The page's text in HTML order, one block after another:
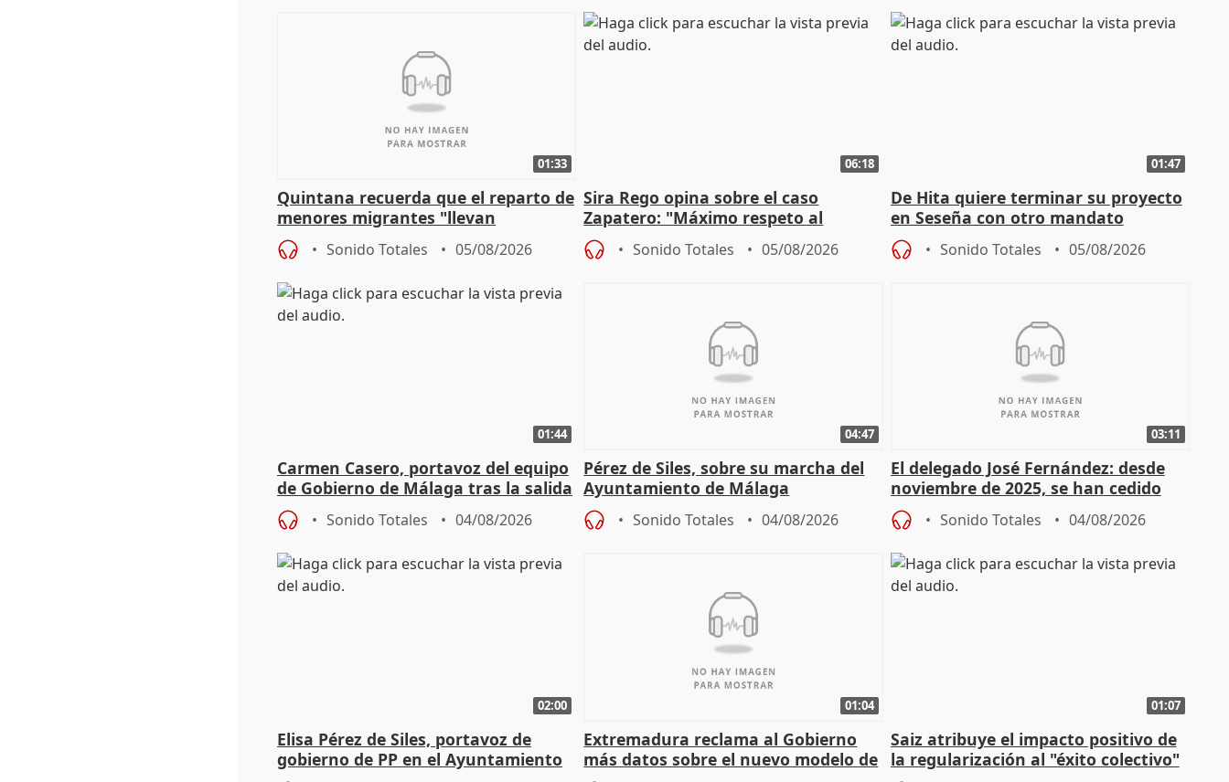
01:33
Quintana recuerda que el reparto de
menores migrantes "llevan
aportación del Gobierno" central
Sonido Totales 05/08/2026
06:18
Sira Rego opina sobre el caso
Zapatero: "Máximo respeto al
proceso judicial"
Sonido Totales 05/08/2026
01:47
De Hita quiere terminar su proyecto
en Seseña con otro mandato
Sonido Totales 05/08/2026
01:44
Carmen Casero, portavoz del equipo
de Gobierno de Málaga tras la salida
de Pérez de Siles
Sonido Totales 04/08/2026
04:47
Pérez de Siles, sobre su marcha del
Ayuntamiento de Málaga
Sonido Totales 04/08/2026
03:11
El delegado José Fernández: desde
noviembre de 2025, se han cedido
9.810 ayudas por nacimiento
Sonido Totales 04/08/2026
02:00
Elisa Pérez de Siles, portavoz de
gobierno de PP en el Ayuntamiento
01:04
Extremadura reclama al Gobierno
más datos sobre el nuevo modelo de
01:07
Saiz atribuye el impacto positivo de
la regularización al "éxito colectivo"